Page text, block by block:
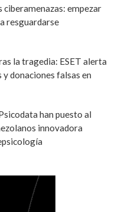
ciberamenazas: empezar
resguardarse
la tragedia: ESET alerta
donaciones falsas en
han puesto al
innovadora